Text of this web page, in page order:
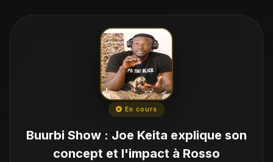
En cours
Buurbi Show : Joe Keita explique son
concept et l'impact à Rosso